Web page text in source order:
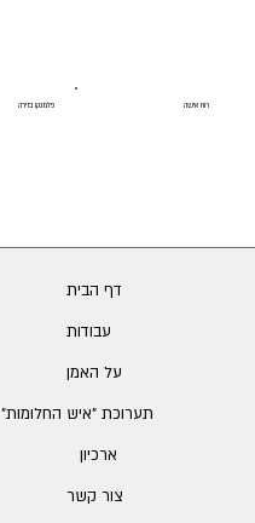
רוח אישה פלמנקו בזירה
דף הבית
עבודות
על האמן
תערוכת ״איש החלומות״
ארכיון
צור קשר